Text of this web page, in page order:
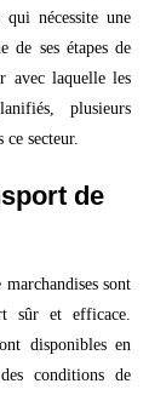
qui nécessite une
de ses étapes de
avec laquelle les
plusieurs
secteur.
de
sont
sûr et efficace.
disponibles en
conditions de